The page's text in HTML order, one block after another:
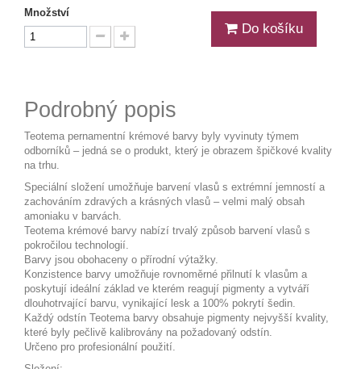
Množství
Do košíku
Podrobný popis
Teotema pernamentní krémové barvy byly vyvinuty týmem
odborníků – jedná se o produkt, který je obrazem špičkové kvality
na trhu.
Speciální složení umožňuje barvení vlasů s extrémní jemností a
zachováním zdravých a krásných vlasů – velmi malý obsah
amoniaku v barvách.
Teotema krémové barvy nabízí trvalý způsob barvení vlasů s
pokročilou technologií.
Barvy jsou obohaceny o přírodní výtažky.
Konzistence barvy umožňuje rovnoměrné přilnutí k vlasům a
poskytují ideální základ ve kterém reagují pigmenty a vytváří
dlouhotrvající barvu, vynikající lesk a 100% pokrytí šedin.
Každý odstín Teotema barvy obsahuje pigmenty nejvyšší kvality,
které byly pečlivě kalibrovány na požadovaný odstín.
Určeno pro profesionální použití.